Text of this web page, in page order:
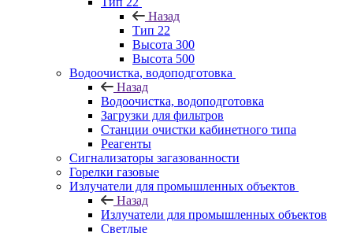
Назад
Тип 22
Высота 300
Высота 500
Водоочистка, водоподготовка
Назад
Водоочистка, водоподготовка
Загрузки для фильтров
Станции очистки кабинетного типа
Реагенты
Сигнализаторы загазованности
Горелки газовые
Излучатели для промышленных объектов
Назад
Излучатели для промышленных объектов
Светлые